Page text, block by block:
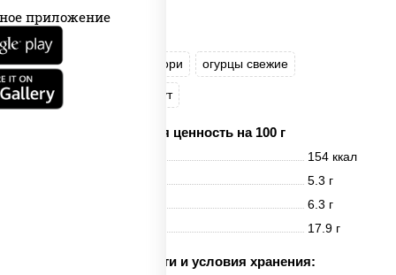
приложение
соус "Унаги" нори огурцы свежие
угорь копченый кунжут
Пищевая ценность на 100 г
154 ккал
5.3 г
6.3 г
17.9 г
Срок годности и условия хранения: